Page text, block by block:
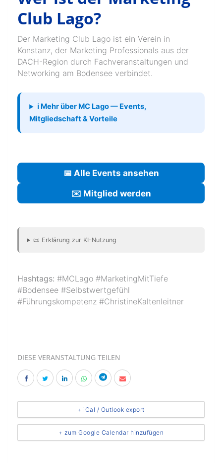
Club Lago?
Der Marketing Club Lago ist ein Verein in
Konstanz, der Marketing Professionals aus der
DACH-Region durch Fachveranstaltungen und
Networking am Bodensee verbindet.
ℹ️ Mehr über MC Lago — Events,
Mitgliedschaft & Vorteile
📅 Alle Events ansehen
✉️ Mitglied werden
📜 Erklärung zur KI-Nutzung
Hashtags: #MCLago #MarketingMitTiefe
#Bodensee #Selbstwertgefühl
#Führungskompetenz #ChristineKaltenleitner
DIESE VERANSTALTUNG TEILEN
+ zum Google Calendar hinzufügen
+ iCal / Outlook export